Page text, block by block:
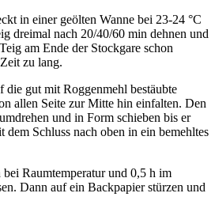
in einer geölten Wanne bei 23-24 °C
dreimal nach 20/40/60 min dehnen und
am Ende der Stockgare schon
zu lang.
die gut mit Roggenmehl bestäubte
allen Seite zur Mitte hin einfalten. Den
und in Form schieben bis er
dem Schluss nach oben in ein bemehltes
Raumtemperatur und 0,5 h im
Dann auf ein Backpapier stürzen und